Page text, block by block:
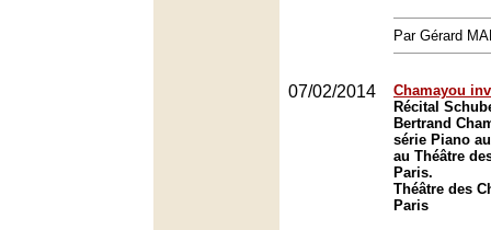
Par Gérard
07/02/2014
Chamayou
Récital
Bertrand
série Piano
au Théâtre
Paris.
Théâtre des
Paris